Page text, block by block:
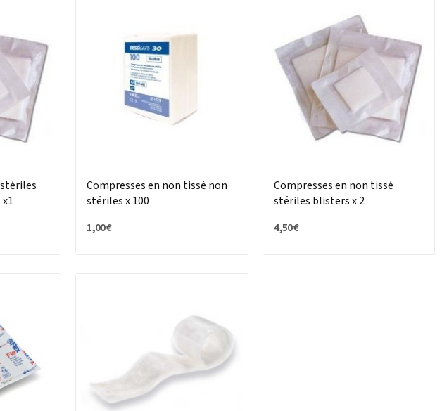
Compresses en non tissé non
stériles x 100
1,00 €
Compresses en non tissé
stériles blisters x 2
4,50 €